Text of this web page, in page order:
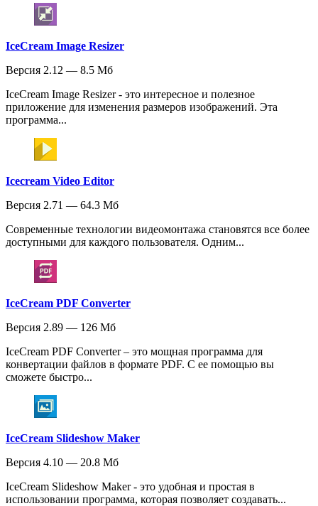
IceCream Image Resizer
Версия 2.12 — 8.5 Мб
IceCream Image Resizer - это интересное и полезное
приложение для изменения размеров изображений. Эта
программа...
Icecream Video Editor
Версия 2.71 — 64.3 Мб
Современные технологии видеомонтажа становятся все более
доступными для каждого пользователя. Одним...
IceCream PDF Converter
Версия 2.89 — 126 Мб
IceCream PDF Converter – это мощная программа для
конвертации файлов в формате PDF. С ее помощью вы
сможете быстро...
IceCream Slideshow Maker
Версия 4.10 — 20.8 Мб
IceCream Slideshow Maker - это удобная и простая в
использовании программа, которая позволяет создавать...